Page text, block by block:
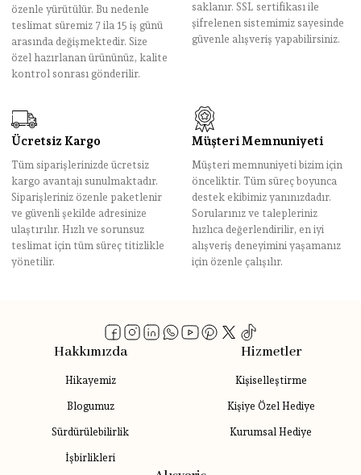
özenle yürütülür. Bu nedenle
teslimat süremiz 7 ila 15 iş günü
arasında değişmektedir. Size
özel hazırlanan ürününüz, kalite
kontrol sonrası gönderilir.
saklanır. SSL sertifikası ile
şifrelenen sistemimiz sayesinde
güvenle alışveriş yapabilirsiniz.
Ücretsiz Kargo
Tüm siparişlerinizde ücretsiz
kargo avantajı sunulmaktadır.
Siparişleriniz özenle paketlenir
ve güvenli şekilde adresinize
ulaştırılır. Hızlı ve sorunsuz
teslimat için tüm süreç titizlikle
yönetilir.
Müşteri Memnuniyeti
Müşteri memnuniyeti bizim için
önceliktir. Tüm süreç boyunca
destek ekibimiz yanınızdadır.
Sorularınız ve talepleriniz
hızlıca değerlendirilir, en iyi
alışveriş deneyimini yaşamanız
için özenle çalışılır.
Hakkımızda
Hikayemiz
Blogumuz
Sürdürülebilirlik
İşbirlikleri
Hizmetler
Kişiselleştirme
Kişiye Özel Hediye
Kurumsal Hediye